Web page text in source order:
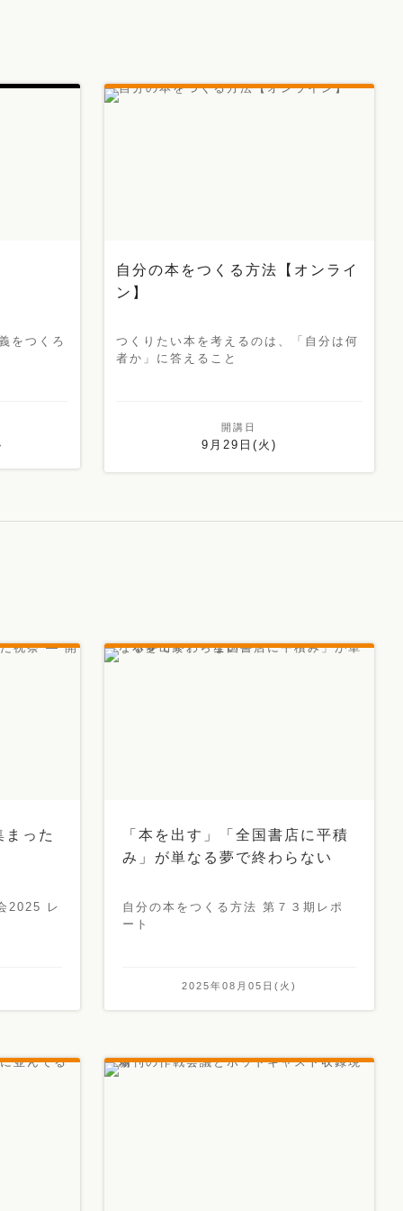
をつくろ
自分の本をつくる方法【オンライ
ン】
つくりたい本を考えるのは、「自分は何
者か」に答えること
開講日
9月29日(火)
まった
2025 レ
「本を出す」「全国書店に平積
み」が単なる夢で終わらない
自分の本をつくる方法 第７３期レポ
ート
2025年08月05日(火)